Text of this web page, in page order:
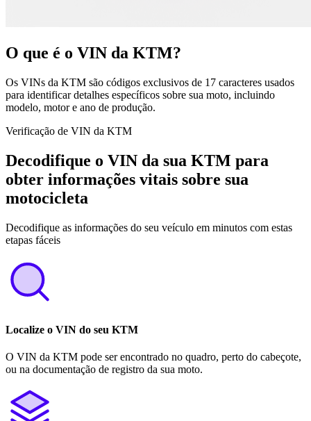
O que é o VIN da KTM?
Os VINs da KTM são códigos exclusivos de 17 caracteres usados ​​
para identificar detalhes específicos sobre sua moto, incluindo
modelo, motor e ano de produção.
Verificação de VIN da KTM
Decodifique o VIN da sua KTM para
obter informações vitais sobre sua
motocicleta
Decodifique as informações do seu veículo em minutos com estas
etapas fáceis
Localize o VIN do seu KTM
O VIN da KTM pode ser encontrado no quadro, perto do cabeçote,
ou na documentação de registro da sua moto.